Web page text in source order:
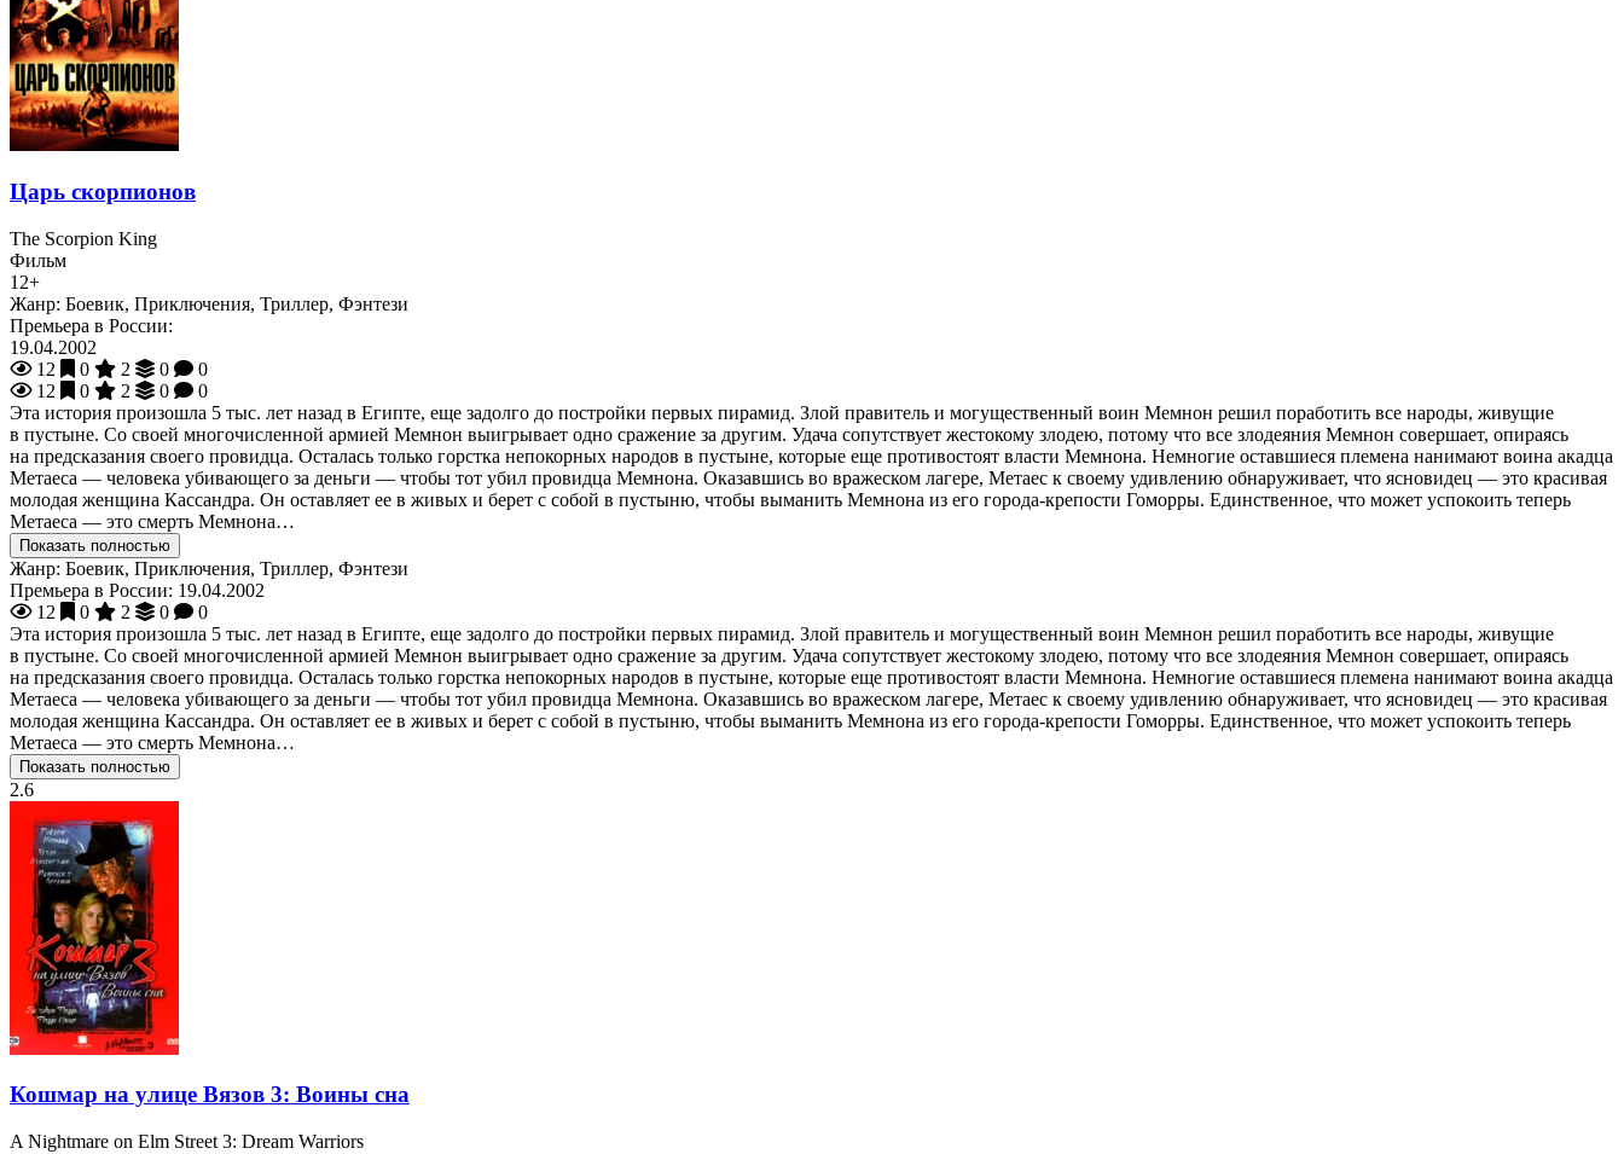
Царь скорпионов
The Scorpion King
Фильм
12+
Жанр: Боевик, Приключения, Триллер, Фэнтези
Премьера в России:
19.04.2002
12
0 2 0
0
12
0 2 0
0
Эта история произошла 5 тыс. лет назад в Египте, еще задолго до постройки первых пирамид. Злой правитель и могущественный воин Мемнон решил поработить все народы, живущие
в пустыне. Со своей многочисленной армией Мемнон выигрывает одно сражение за другим. Удача сопутствует жестокому злодею, потому что все злодеяния Мемнон совершает, опираясь
на предсказания своего провидца. Осталась только горстка непокорных народов в пустыне, которые еще противостоят власти Мемнона. Немногие оставшиеся племена нанимают воина акадца
Метаеса — человека убивающего за деньги — чтобы тот убил провидца Мемнона. Оказавшись во вражеском лагере, Метаес к своему удивлению обнаруживает, что ясновидец — это красивая
молодая женщина Кассандра. Он оставляет ее в живых и берет с собой в пустыню, чтобы выманить Мемнона из его города-крепости Гоморры. Единственное, что может успокоить теперь
Метаеса — это смерть Мемнона…
Показать полностью
Жанр: Боевик, Приключения, Триллер, Фэнтези
Премьера в России: 19.04.2002
12
0 2 0
0
Эта история произошла 5 тыс. лет назад в Египте, еще задолго до постройки первых пирамид. Злой правитель и могущественный воин Мемнон решил поработить все народы, живущие
в пустыне. Со своей многочисленной армией Мемнон выигрывает одно сражение за другим. Удача сопутствует жестокому злодею, потому что все злодеяния Мемнон совершает, опираясь
на предсказания своего провидца. Осталась только горстка непокорных народов в пустыне, которые еще противостоят власти Мемнона. Немногие оставшиеся племена нанимают воина акадца
Метаеса — человека убивающего за деньги — чтобы тот убил провидца Мемнона. Оказавшись во вражеском лагере, Метаес к своему удивлению обнаруживает, что ясновидец — это красивая
молодая женщина Кассандра. Он оставляет ее в живых и берет с собой в пустыню, чтобы выманить Мемнона из его города-крепости Гоморры. Единственное, что может успокоить теперь
Метаеса — это смерть Мемнона…
Показать полностью
2.6
Кошмар на улице Вязов 3: Воины сна
A Nightmare on Elm Street 3: Dream Warriors